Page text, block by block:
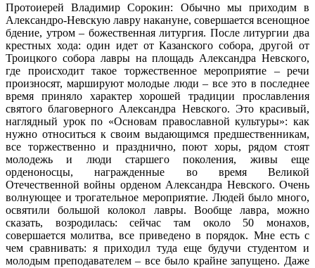
Протоиерей Владимир Сорокин: Обычно мы приходим в
Александро-Невскую лавру накануне, совершается всенощное
бдение, утром – божественная литургия. После литургии два
крестных хода: один идет от Казанского собора, другой от
Троицкого собора лавры на площадь Александра Невского,
где происходит такое торжественное мероприятие – речи
произносят, маршируют молодые люди – все это в последнее
время приняло характер хорошей традиции прославления
святого благоверного Александра Невского. Это красивый,
наглядный урок по «Основам православной культуры»: как
нужно относиться к своим выдающимся предшественникам,
все торжественно и празднично, поют хоры, рядом стоят
молодежь и люди старшего поколения, живы еще
орденоносцы, награжденные во время Великой
Отечественной войны орденом Александра Невского. Очень
волнующее и трогательное мероприятие. Людей было много,
освятили большой колокол лавры. Вообще лавра, можно
сказать, возродилась: сейчас там около 50 монахов,
совершается молитва, все приведено в порядок. Мне есть с
чем сравнивать: я приходил туда еще будучи студентом и
молодым преподавателем – все было крайне запущено. Даже